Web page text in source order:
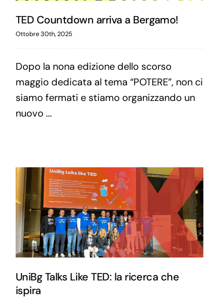
TED Countdown arriva a Bergamo!
Ottobre 30th, 2025
Dopo la nona edizione dello scorso
maggio dedicata al tema “POTERE”, non ci
siamo fermati e stiamo organizzando un
nuovo ...
UniBg Talks Like TED: la ricerca che
ispira